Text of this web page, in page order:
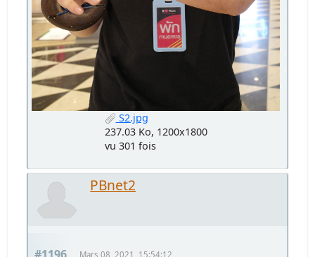
S2.jpg
237.03 Ko, 1200x1800
vu 301 fois
PBnet2
Mars 08, 2021, 15:54:12